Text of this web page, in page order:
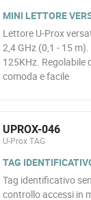
MINI LETTORE
Lettore U-Prox
2,4 GHz (0,1 - 15
125KHz. Regolabile
comoda e facile
UPROX-046
U-Prox TAG
TAG
Tag identificativo
controllo accessi in